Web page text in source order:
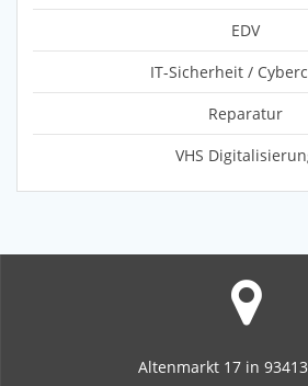
EDV
IT-Sicherheit /
Reparatur
VHS
Altenmarkt 17 in